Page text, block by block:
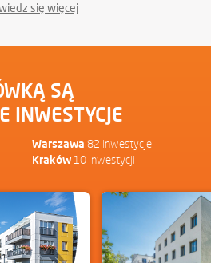
się więcej
SĄ
INWESTYCJE
Warszawa 82 Inwestycje
Kraków10 Inwestycji